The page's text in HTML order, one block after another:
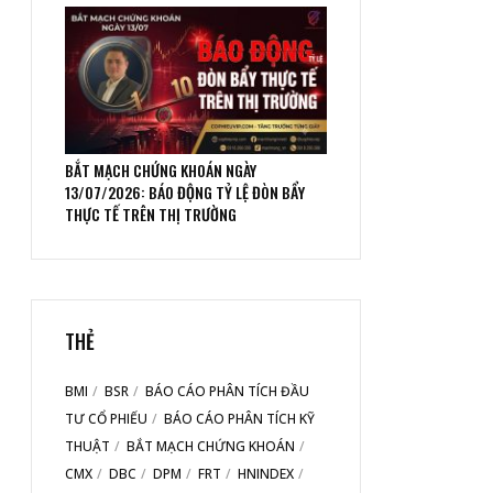
BẮT MẠCH CHỨNG KHOÁN NGÀY
13/07/2026: BÁO ĐỘNG TỶ LỆ ĐÒN BẨY
THỰC TẾ TRÊN THỊ TRƯỜNG
THẺ
BMI BSR
BÁO CÁO PHÂN TÍCH ĐẦU
TƯ CỔ PHIẾU
BÁO CÁO PHÂN TÍCH KỸ
THUẬT
BẮT MẠCH CHỨNG KHOÁN
CMX
DBC DPM FRT
HNINDEX